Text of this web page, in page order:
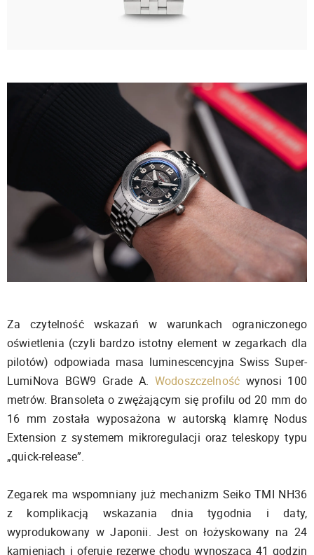
Za czytelność wskazań w warunkach ograniczonego
oświetlenia (czyli bardzo istotny element w zegarkach dla
pilotów) odpowiada masa luminescencyjna Swiss Super-
LumiNova BGW9 Grade A. Wodoszczelność wynosi 100
metrów. Bransoleta o zwężającym się profilu od 20 mm do
16 mm została wyposażona w autorską klamrę Nodus
Extension z systemem mikroregulacji oraz teleskopy typu
„quick-release”.
Zegarek ma wspomniany już mechanizm Seiko TMI NH36
z komplikacją wskazania dnia tygodnia i daty,
wyprodukowany w Japonii. Jest on łożyskowany na 24
kamieniach i oferuje rezerwę chodu wynoszącą 41 godzin